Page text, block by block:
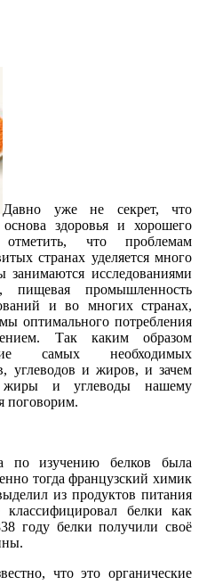
Давно уже не секрет, что
здоровья и хорошего
что проблемам
странах уделяется много
исследованиями
пищевая промышленность
и во многих странах,
оптимального потребления
Так каким образом
самых необходимых
углеводов и жиров, и зачем
и углеводы нашему
поговорим.
по изучению белков была
тогда французский химик
из продуктов питания
белки как
году белки получили своё
что это органические